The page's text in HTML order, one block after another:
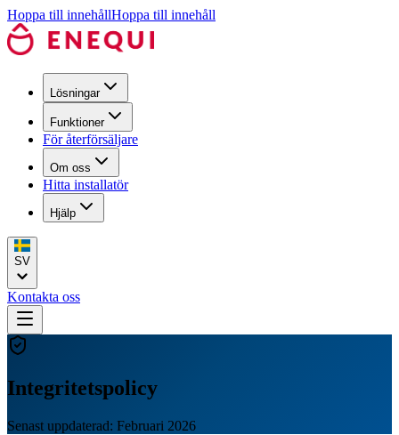
Hoppa till innehållHoppa till innehåll
Lösningar
Funktioner
För återförsäljare
Om oss
Hitta installatör
Hjälp
SV
Kontakta oss
Integritetspolicy
Senast uppdaterad: Februari 2026